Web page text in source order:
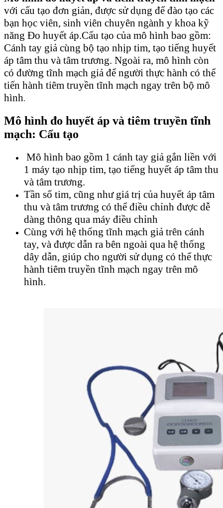
với cấu tạo đơn giản, được sử dụng để đào tạo các
bạn học viên, sinh viên chuyên ngành y khoa kỹ
năng Đo huyết áp.Cấu tạo của mô hình bao gồm:
Cánh tay giả cùng bộ tạo nhịp tim, tạo tiếng huyết
áp tâm thu và tâm trương. Ngoài ra, mô hình còn
có đường tĩnh mạch giả để người thực hành có thể
tiến hành tiêm truyền tĩnh mạch ngay trên bộ mô
hình.
Mô hình đo huyết áp và tiêm truyền tĩnh
mạch: Cấu tạo
Mô hình bao gồm 1 cánh tay giả gắn liền với
1 máy tạo nhịp tim, tạo tiếng huyết áp tâm thu
và tâm trương.
Tần số tim, cũng như giá trị của huyết áp tâm
thu và tâm trương có thể điều chỉnh được dễ
dàng thông qua máy điều chỉnh
Cùng với hệ thống tĩnh mạch giả trên cánh
tay, và được dẫn ra bên ngoài qua hệ thống
dây dẫn, giúp cho người sử dụng có thể thực
hành tiêm truyền tĩnh mạch ngay trên mô
hình.